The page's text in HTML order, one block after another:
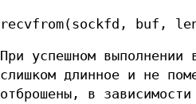
recvfrom(sockfd, buf,
При успешном
слишком длинное и не
отброшены, в